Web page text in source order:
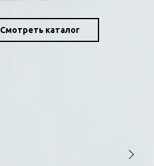
Смотреть каталог